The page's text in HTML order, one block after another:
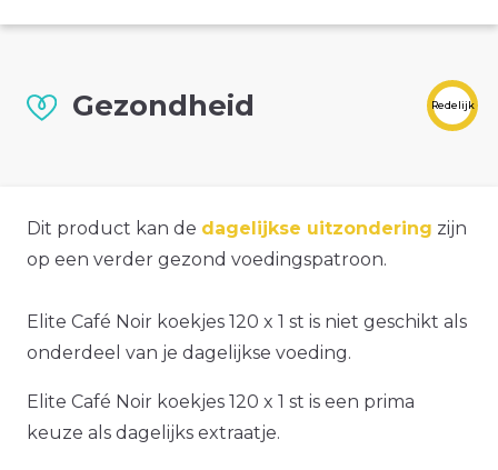
Gezondheid Redelijk
Dit product kan de dagelijkse uitzondering zijn
op een verder gezond voedingspatroon.
Elite Café Noir koekjes 120 x 1 st is niet geschikt als
onderdeel van je dagelijkse voeding.
Elite Café Noir koekjes 120 x 1 st is een prima
keuze als dagelijks extraatje.